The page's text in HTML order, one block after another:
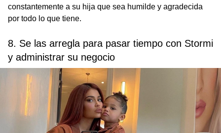
constantemente a su hija que sea humilde y agradecida
por todo lo que tiene.
8. Se las arregla para pasar tiempo con Stormi
y administrar su negocio